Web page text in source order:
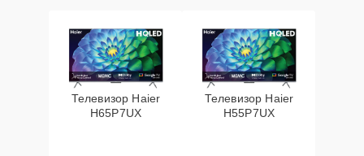
Телевизор Haier
H65P7UX
Телевизор Haier
H55P7UX